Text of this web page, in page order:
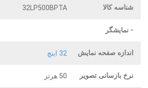
شناسه کالا 32LP500BPTA
- نمایشگر
اندازه صفحه نمایش 32 اینچ
نرخ بازسانی تصویر 50 هرتز